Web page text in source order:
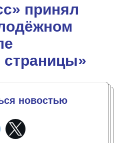
принял
страницы»
новостью